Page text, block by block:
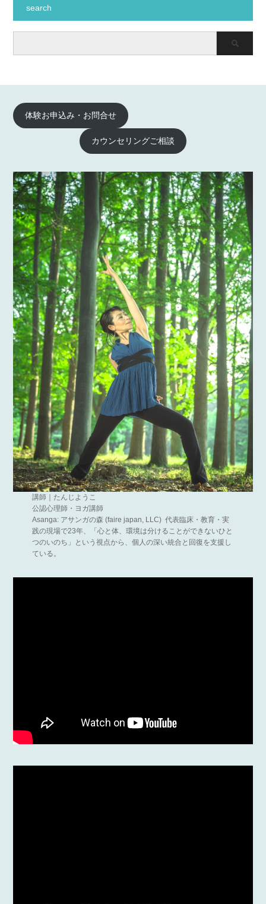
search
体験お申込み・お問合せ
カウンセリングご相談
講師｜たんじようこ
公認心理師・ヨガ講師
Asanga: アサンガの森 (faire japan, LLC) 代表臨床・教育・実
践の現場で23年、「心と体、環境は分けることができないひと
つのいのち」という視点から、個人の深い統合と回復を支援し
ている。